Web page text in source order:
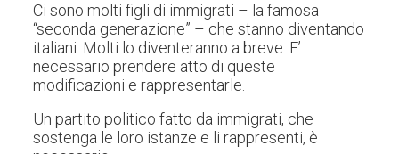
Ci sono molti figli di immigrati – la famosa
“seconda generazione” – che stanno diventando
italiani. Molti lo diventeranno a breve. E’
necessario prendere atto di queste
modificazioni e rappresentarle.
Un partito politico fatto da immigrati, che
sostenga le loro istanze e li rappresenti, è